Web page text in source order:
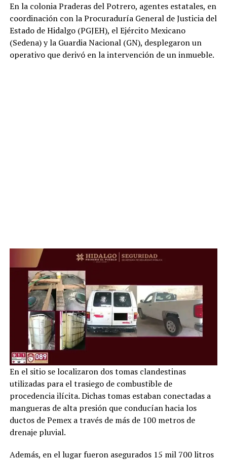
En la colonia Praderas del Potrero, agentes estatales, en
coordinación con la Procuraduría General de Justicia del
Estado de Hidalgo (PGJEH), el Ejército Mexicano
(Sedena) y la Guardia Nacional (GN), desplegaron un
operativo que derivó en la intervención de un inmueble.
En el sitio se localizaron dos tomas clandestinas
utilizadas para el trasiego de combustible de
procedencia ilícita. Dichas tomas estaban conectadas a
mangueras de alta presión que conducían hacia los
ductos de Pemex a través de más de 100 metros de
drenaje pluvial.
Además, en el lugar fueron asegurados 15 mil 700 litros